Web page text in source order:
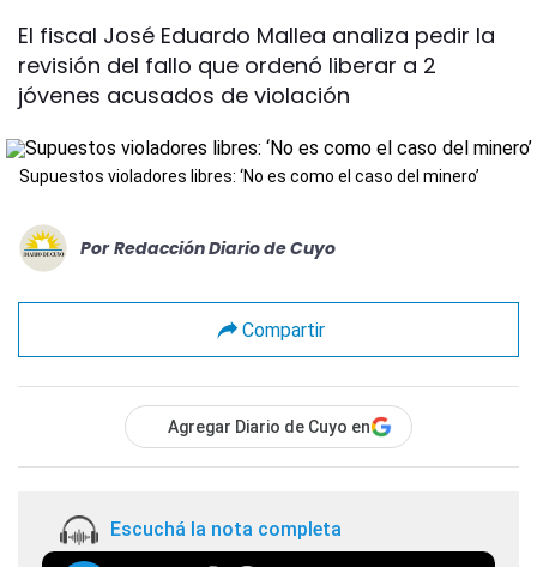
El fiscal José Eduardo Mallea analiza pedir la
revisión del fallo que ordenó liberar a 2
jóvenes acusados de violación
Supuestos violadores libres: ‘No es como el caso del minero’
Por Redacción Diario de Cuyo
Compartir
Agregar Diario de Cuyo en
Escuchá la nota completa